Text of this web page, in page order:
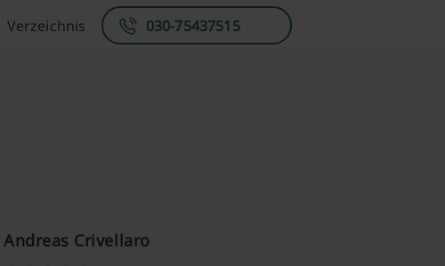
Verzeichnis 030-75437515
Andreas Crivellaro